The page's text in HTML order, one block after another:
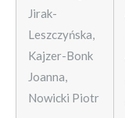
Jirak-
Leszczyńska,
Kajzer-Bonk
Joanna,
Nowicki Piotr